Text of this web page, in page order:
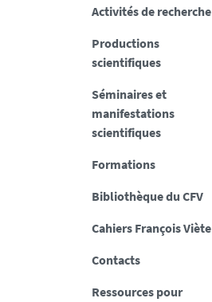
Activités de recherche
Productions
scientifiques
Séminaires et
manifestations
scientifiques
Formations
Bibliothèque du CFV
Cahiers François Viète
Contacts
Ressources pour